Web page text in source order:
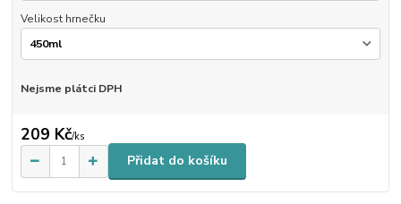
Velikost hrnečku
Nejsme plátci DPH
209 Kč/ks
Přidat do košíku